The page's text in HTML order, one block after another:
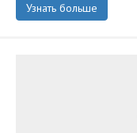
Узнать больше